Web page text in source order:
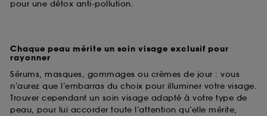
pour une détox anti-pollution.
Chaque peau mérite un soin visage exclusif pour
rayonner
Sérums, masques, gommages ou crèmes de jour : vous
n’aurez que l’embarras du choix pour illuminer votre visage.
Trouver cependant un soin visage adapté à votre type de
peau, pour lui accorder toute l’attention qu’elle mérite,